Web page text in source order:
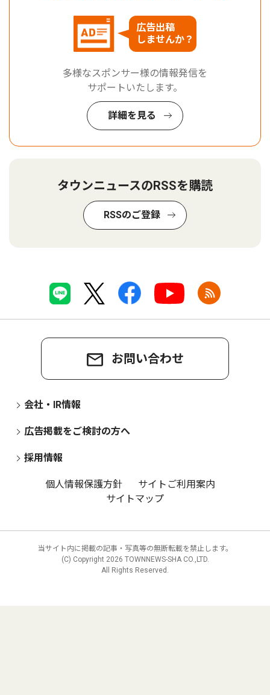
広告出稿
しませんか？
多様なスポンサー様の情報発信を
サポートいたします。
詳細を見る
タウンニュースのRSSを購読
RSSのご登録
お問い合わせ
会社・IR情報
広告掲載をご検討の方へ
採用情報
個人情報保護方針
サイトご利用案内
サイトマップ
当サイト内に掲載の記事・写真等の無断転載を禁止します。
(C) Copyright 2026 TOWNNEWS-SHA CO.,LTD.
All Rights Reserved.